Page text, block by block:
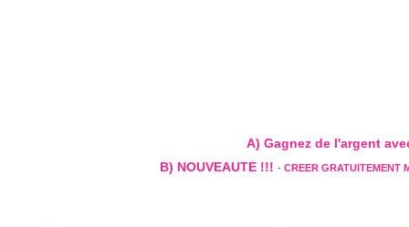
A) Gagnez de l'argent
B) NOUVEAUTE !!! - CREER GRATUITEMENT